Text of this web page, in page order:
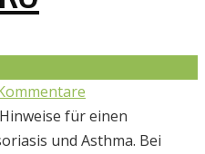
für einen
und Asthma. Bei